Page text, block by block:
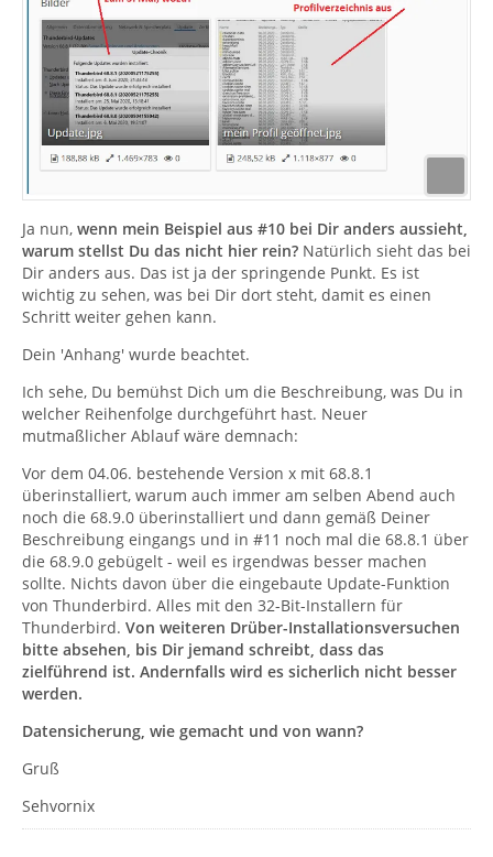
Ja nun, wenn mein Beispiel aus #10 bei Dir anders aussieht,
warum stellst Du das nicht hier rein? Natürlich sieht das bei
Dir anders aus. Das ist ja der springende Punkt. Es ist
wichtig zu sehen, was bei Dir dort steht, damit es einen
Schritt weiter gehen kann.
Dein 'Anhang' wurde beachtet.
Ich sehe, Du bemühst Dich um die Beschreibung, was Du in
welcher Reihenfolge durchgeführt hast. Neuer
mutmaßlicher Ablauf wäre demnach:
Vor dem 04.06. bestehende Version x mit 68.8.1
überinstalliert, warum auch immer am selben Abend auch
noch die 68.9.0 überinstalliert und dann gemäß Deiner
Beschreibung eingangs und in #11 noch mal die 68.8.1 über
die 68.9.0 gebügelt - weil es irgendwas besser machen
sollte. Nichts davon über die eingebaute Update-Funktion
von Thunderbird. Alles mit den 32-Bit-Installern für
Thunderbird. Von weiteren Drüber-Installationsversuchen
bitte absehen, bis Dir jemand schreibt, dass das
zielführend ist. Andernfalls wird es sicherlich nicht besser
werden.
Datensicherung, wie gemacht und von wann?
Gruß
Sehvornix